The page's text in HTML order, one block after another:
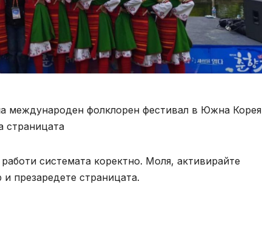
международен фолклорен фестивал в Южна Корея |
страницата
системата коректно. Моля, активирайте
презаредете страницата.